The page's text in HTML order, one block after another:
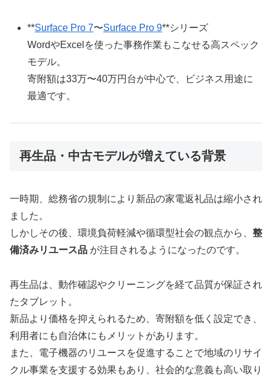
**Surface Pro 7〜Surface Pro 9**シリーズ
WordやExcelを使った事務作業もこなせる高スペック
モデル。
寄附額は33万〜40万円台が中心で、ビジネス用途に
最適です。
再生品・中古モデルが増えている背景
一時期、総務省の規制により新品の家電返礼品は縮小され
ました。
しかしその後、環境負荷軽減や循環型社会の観点から、 整
備済みリユース品 が注目されるようになったのです。
再生品は、動作確認やクリーニングを経て品質が保証され
たタブレット。
新品より価格を抑えられるため、寄附額を低く設定でき、
利用者にも自治体にもメリットがあります。
また、電子機器のリユースを促進することで地域のリサイ
クル事業を支援する効果もあり、社会的な意義も高い取り